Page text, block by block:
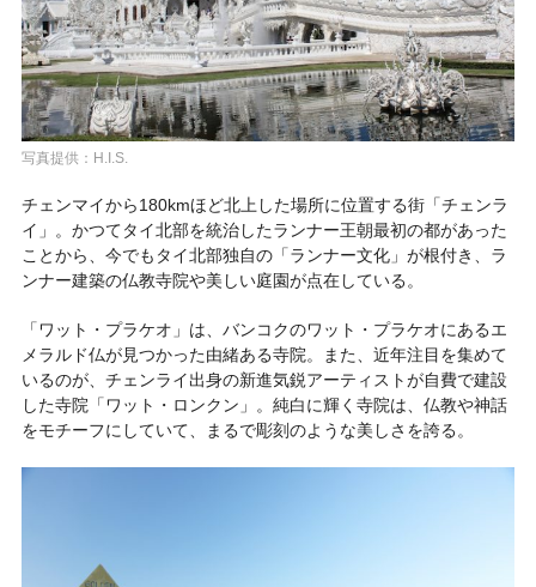
写真提供：H.I.S.
チェンマイから180kmほど北上した場所に位置する街「チェンラ
イ」。かつてタイ北部を統治したランナー王朝最初の都があった
ことから、今でもタイ北部独自の「ランナー文化」が根付き、ラ
ンナー建築の仏教寺院や美しい庭園が点在している。
「ワット・プラケオ」は、バンコクのワット・プラケオにあるエ
メラルド仏が見つかった由緒ある寺院。また、近年注目を集めて
いるのが、チェンライ出身の新進気鋭アーティストが自費で建設
した寺院「ワット・ロンクン」。純白に輝く寺院は、仏教や神話
をモチーフにしていて、まるで彫刻のような美しさを誇る。